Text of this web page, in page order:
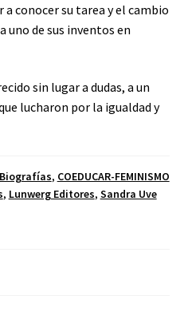
conocer su tarea y el cambio
uno de sus inventos en
sin lugar a dudas, a un
lucharon por la igualdad y
Biografías, COEDUCAR-FEMINISMO
, Lunwerg Editores, Sandra Uve